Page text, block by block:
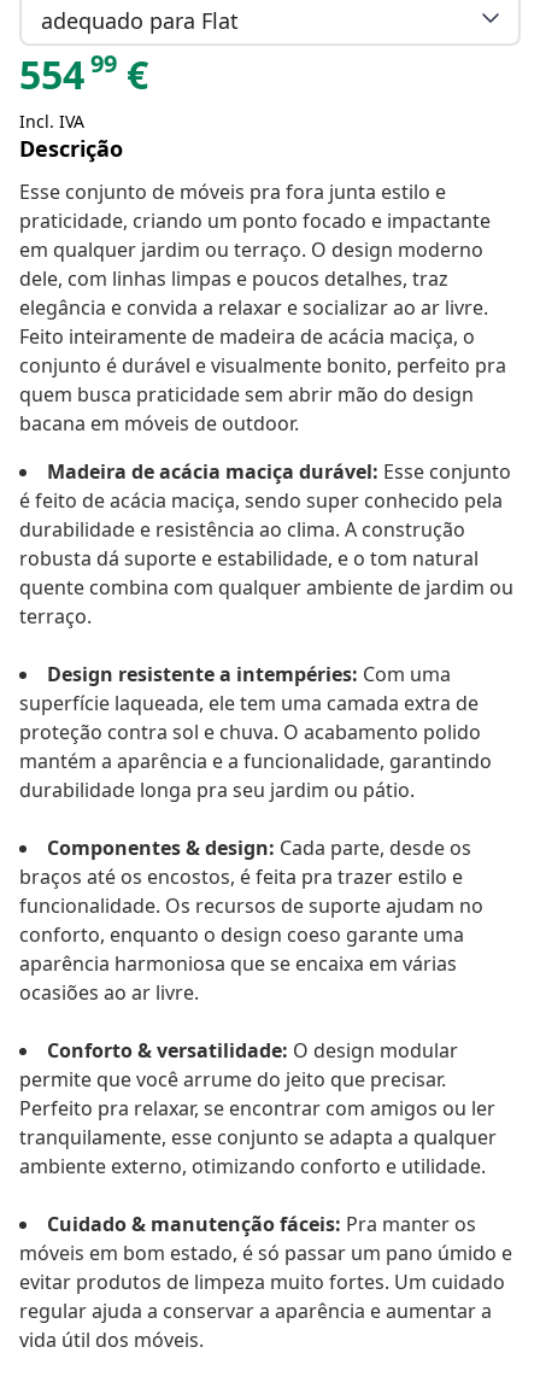
adequado para Flat
55499 €
Incl. IVA
Descrição
Esse conjunto de móveis pra fora junta estilo e
praticidade, criando um ponto focado e impactante
em qualquer jardim ou terraço. O design moderno
dele, com linhas limpas e poucos detalhes, traz
elegância e convida a relaxar e socializar ao ar livre.
Feito inteiramente de madeira de acácia maciça, o
conjunto é durável e visualmente bonito, perfeito pra
quem busca praticidade sem abrir mão do design
bacana em móveis de outdoor.
Madeira de acácia maciça durável: Esse conjunto
é feito de acácia maciça, sendo super conhecido pela
durabilidade e resistência ao clima. A construção
robusta dá suporte e estabilidade, e o tom natural
quente combina com qualquer ambiente de jardim ou
terraço.
Design resistente a intempéries: Com uma
superfície laqueada, ele tem uma camada extra de
proteção contra sol e chuva. O acabamento polido
mantém a aparência e a funcionalidade, garantindo
durabilidade longa pra seu jardim ou pátio.
Componentes & design: Cada parte, desde os
braços até os encostos, é feita pra trazer estilo e
funcionalidade. Os recursos de suporte ajudam no
conforto, enquanto o design coeso garante uma
aparência harmoniosa que se encaixa em várias
ocasiões ao ar livre.
Conforto & versatilidade: O design modular
permite que você arrume do jeito que precisar.
Perfeito pra relaxar, se encontrar com amigos ou ler
tranquilamente, esse conjunto se adapta a qualquer
ambiente externo, otimizando conforto e utilidade.
Cuidado & manutenção fáceis: Pra manter os
móveis em bom estado, é só passar um pano úmido e
evitar produtos de limpeza muito fortes. Um cuidado
regular ajuda a conservar a aparência e aumentar a
vida útil dos móveis.